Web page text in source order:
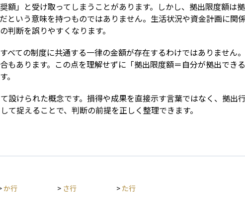
」と受け取ってしまうことがあります。しかし、拠出限度額は
という意味を持つものではありません。生活状況や資金計画に関
断を誤りやすくなります。
べての制度に共通する一律の金額が存在するわけではありません
あります。この点を理解せずに「拠出限度額＝自分が拠出できる
。
設けられた概念です。損得や成果を直接示す言葉ではなく、拠出
捉えることで、判断の前提を正しく整理できます。
か行 > さ行 > た行